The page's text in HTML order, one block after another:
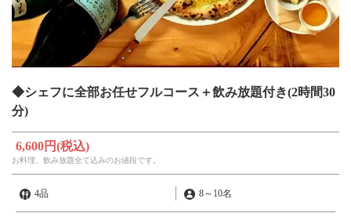
◆シェフに全部お任せフルコース＋飲み放題付き(2時間30
分)
6,600円(税込)
お料理、飲み放題全て込みのお値段です。
4品 8～ 10名